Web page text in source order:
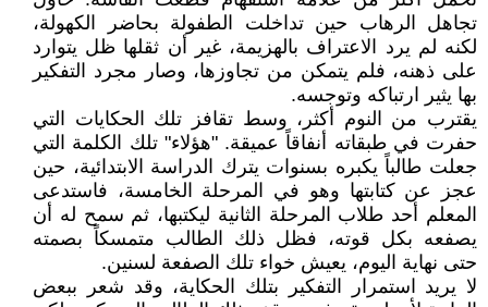
تجاهل الرهاب حين تداخلت الطفولة بحاضر الكهولة،
لكنه لم يرد الاعتراف بالهزيمة، غير أن ثقلها ظل يتوارد
على ذهنه، فلم يتمكن من تجاوزها، وصار مجرد التفكير
بها يثير ارتباكه وتوجسه.
يقترب من النوم أكثر، وسط تقافز تلك الحكايات التي
حفرت في طبقاته أنفاقاً عميقة. "هؤلاء" تلك الكلمة التي
جعلت طالباً يكبره بسنوات يترك الدراسة الابتدائية، حين
عجز عن كتابتها وهو في المرحلة الخامسة، فاستدعى
المعلم أحد طلاب المرحلة الثانية ليكتبها، ثم سمح له أن
يصفعه بكل قوته، فظل ذلك الطالب متمسكاً بصمته
حتى نهاية اليوم، يعيش خواء تلك الصفعة لسنين.
لا يريد استمرار التفكير بتلك الحكاية، وقد شعر ببعض